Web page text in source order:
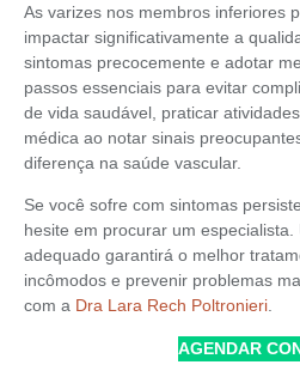
As varizes nos membros inferiores
impactar significativamente a
sintomas precocemente e adotar
passos essenciais para evitar
de vida saudável, praticar
médica ao notar sinais
diferença na saúde vascular.
Se você sofre com sintomas
hesite em procurar um
adequado garantirá o melhor
incômodos e prevenir problemas
com a Dra Lara Rech Poltronieri.
AGENDAR